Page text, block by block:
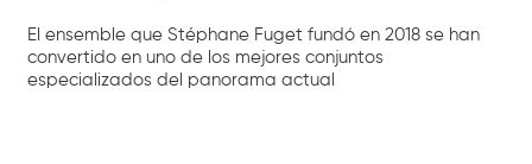
El ensemble que Stéphane Fuget fundó en 2018 se han
convertido en uno de los mejores conjuntos
especializados del panorama actual